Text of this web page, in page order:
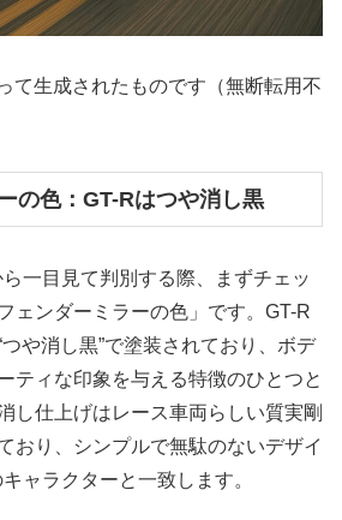
て生成されたものです（無断転用不
の色：GT-Rはつや消し黒
一目見て判別する際、まずチェッ
ェンダーミラーの色」です。GT-R
や消し黒”で塗装されており、ボデ
ティな印象を与える特徴のひとつと
し仕上げはレース車両らしい質実剛
おり、シンプルで無駄のないデザイ
ャラクターと一致します。